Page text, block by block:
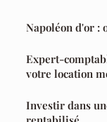
Napoléon d'or :
Expert-
votre location
Investir dans